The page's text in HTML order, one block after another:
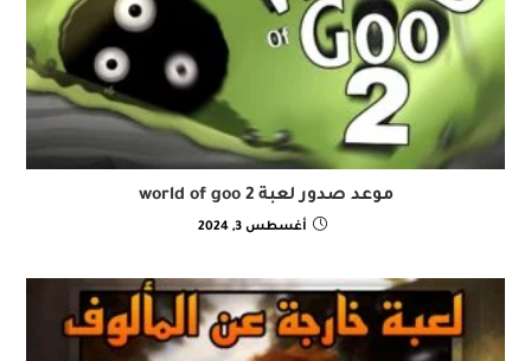
موعد صدور لعبة world of goo 2
أغسطس 3, 2024